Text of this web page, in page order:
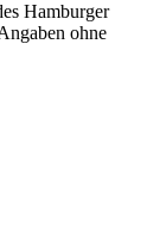
Hamburger
ohne